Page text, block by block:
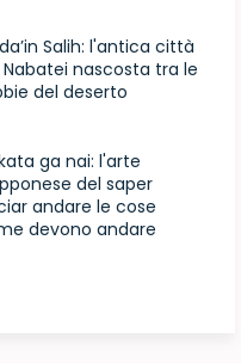
Salih: l'antica città
nascosta tra le
del deserto
ga nai: l'arte
del saper
andare le cose
devono andare